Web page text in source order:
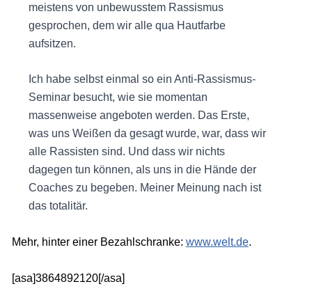
meistens von unbewusstem Rassismus
gesprochen, dem wir alle qua Hautfarbe
aufsitzen.
Ich habe selbst einmal so ein Anti-Rassismus-
Seminar besucht, wie sie momentan
massenweise angeboten werden. Das Erste,
was uns Weißen da gesagt wurde, war, dass wir
alle Rassisten sind. Und dass wir nichts
dagegen tun können, als uns in die Hände der
Coaches zu begeben. Meiner Meinung nach ist
das totalitär.
Mehr, hinter einer Bezahlschranke: www.welt.de.
[asa]3864892120[/asa]